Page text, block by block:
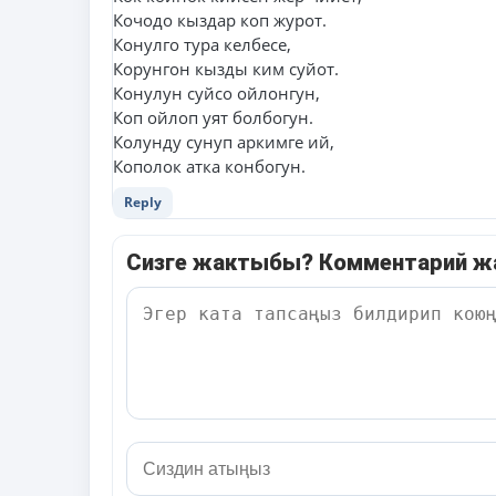
Кочодо кыздар коп журот.
Конулго тура келбесе,
Корунгон кызды ким суйот.
Конулун суйсо ойлонгун,
Коп ойлоп уят болбогун.
Колунду сунуп аркимге ий,
Кополок атка конбогун.
Reply
Сизге жактыбы? Комментарий